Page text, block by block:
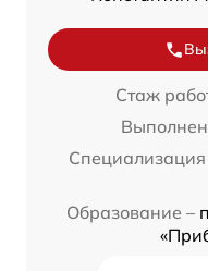
Стаж
Специализация
Образование –